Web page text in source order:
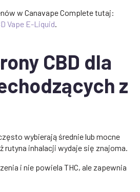
w Canavape Complete tutaj:
Vape E-Liquid.
CBD dla
z
wybierają średnie lub mocne
rutyna inhalacji wydaje się znajoma.
i nie powiela THC, ale zapewnia